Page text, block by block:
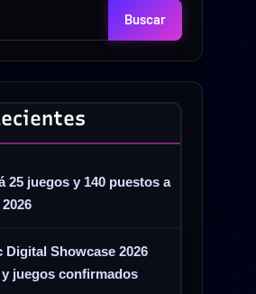
Steam
minería,
de
y
listas
Buscar
25 juegos y 140 puestos a
Digital Showcase 2026
juegos confirmados